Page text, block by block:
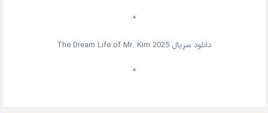
*
دانلود سریال The Dream Life of Mr. Kim 2025
*